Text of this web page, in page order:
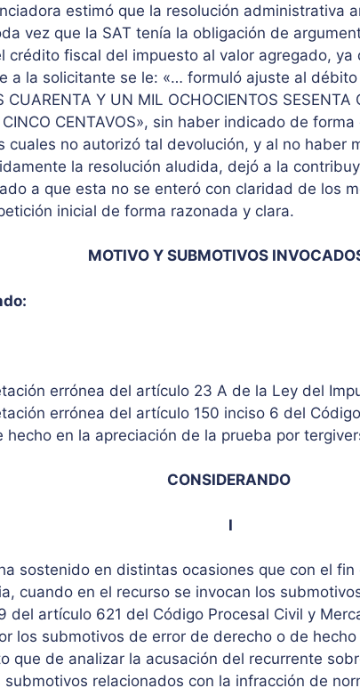
estimó que la resolución administrativa
vez que la SAT tenía la obligación de
crédito fiscal del impuesto al valor agregado, ya
a la solicitante se le: «… formuló ajuste al débito
CUARENTA Y UN MIL OCHOCIENTOS SESENTA
CINCO CENTAVOS», sin haber indicado de
cuales no autorizó tal devolución, y al no haber
la resolución aludida, dejó a la
a que esta no se enteró con claridad de los
inicial de forma razonada y clara.
MOTIVO Y SUBMOTIVOS
errónea del artículo 23 A de la Ley del
errónea del artículo 150 inciso 6 del
hecho en la apreciación de la prueba por
CONSIDERANDO
I
sostenido en distintas ocasiones que con el
cuando en el recurso se invocan los
del artículo 621 del Código Procesal Civil y
los submotivos de error de derecho o de
que de analizar la acusación del recurrente
submotivos relacionados con la infracción de